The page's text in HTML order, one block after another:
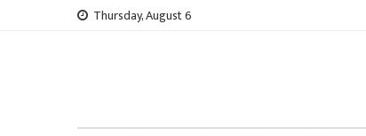
Thursday, August 6